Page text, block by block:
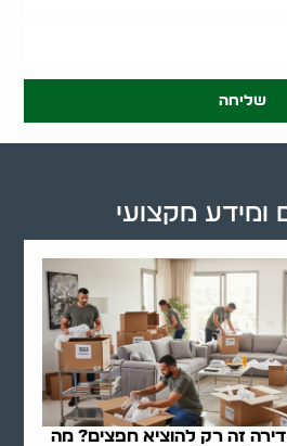
שליחה
זה רק להוציא חפצים? מה
ומידע מקצועי